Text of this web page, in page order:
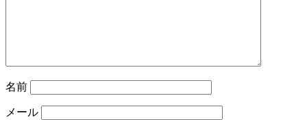
名前
メール